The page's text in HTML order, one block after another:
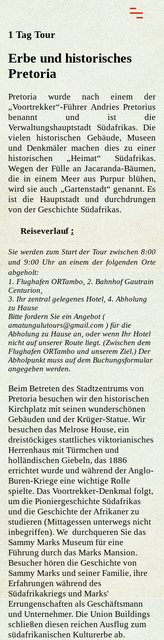
1 Tag Tour
Erbe und historisches
Pretoria
Pretoria wurde nach einem der
„Voortrekker“-Führer Andries Pretorius
benannt und ist die
Verwaltungshauptstadt Südafrikas. Die
vielen historischen Gebäude, Museen
und Denkmäler machen dies zu einer
historischen „Heimat“ Südafrikas.
Wegen der Fülle an Jacaranda-Bäumen,
die in einem Meer aus Purpur blühen,
wird sie auch „Gartenstadt“ genannt. Es
ist die Hauptstadt und durchdrungen
von der Geschichte Südafrikas.
Reiseverlauf :
Sie werden zum Start der Tour zwischen 8:00
und 9:00 Uhr an einem der folgenden Orte
abgeholt:
1. Flughafen ORTambo, 2. Bahnhof Gautrain
Centurion,
3. Ihr zentral gelegenes Hotel, 4. Abholung
zu Hause
Bitte fordern Sie ein Angebot (
amatungulutours@gmail.com ) für die
Abholung zu Hause an, oder wenn Ihr Hotel
nicht auf unserer Route liegt. (Zwischen dem
Flughafen ORTambo und unserem Ziel.) Der
Abholpunkt muss auf dem Buchungsformular
angegeben werden.
Beim Betreten des Stadtzentrums von
Pretoria besuchen wir den historischen
Kirchplatz mit seinen wunderschönen
Gebäuden und der Krüger-Statue. Wir
besuchen das Melrose House, ein
dreistöckiges stattliches viktorianisches
Herrenhaus mit Türmchen und
holländischen Giebeln, das 1886
errichtet wurde und während der Anglo-
Buren-Kriege eine wichtige Rolle
spielte. Das Voortrekker-Denkmal folgt,
um die Pioniergeschichte Südafrikas
und die Geschichte der Afrikaner zu
studieren (Mittagessen unterwegs nicht
inbegriffen). We durchqueren Sie das
Sammy Marks Museum für eine
Führung durch das Marks Mansion.
Besucher hören die Geschichte von
Sammy Marks und seiner Familie, ihre
Erfahrungen während des
Südafrikakriegs und Marks'
Errungenschaften als Geschäftsmann
und Unternehmer. Die Union Buildings
schließen diesen reichen Ausflug zum
südafrikanischen Kulturerbe ab.